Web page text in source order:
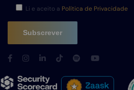
Li e aceito a Política de Privacidade